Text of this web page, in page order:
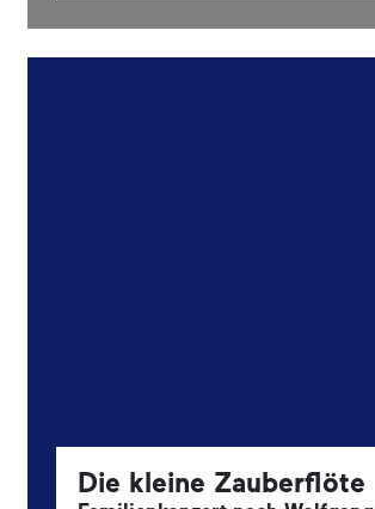
Die kleine Zauberflöte